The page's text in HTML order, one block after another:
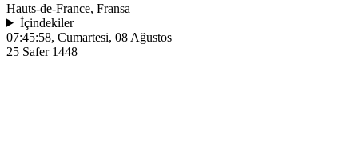
Hauts-de-France, Fransa
İçindekiler
07:45:58, Cumartesi, 08 Ağustos
25 Safer 1448